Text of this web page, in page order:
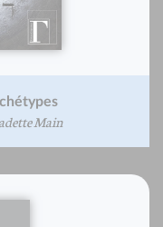
Main